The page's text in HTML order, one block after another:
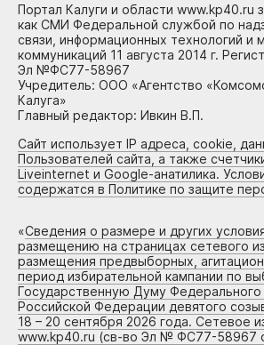
Портал Калуги и области www.kp40.ru
как СМИ Федеральной службой по
связи, информационных технологий и
коммуникаций 11 августа 2014 г.
Эл №ФС77-58967
Учредитель: ООО «Агентство
Калуга»
Главный редактор: Ивкин В.П.
Сайт использует IP адреса, cookie,
Пользователей сайта, а также
Liveinternet и Google-анатилика.
содержатся в Политике по защите
«Сведения о размере и других
размещению на страницах сетевого
размещения предвыборных,
период избирательной кампании по
Государственную Думу
Российской Федерации девятого
18 – 20 сентября 2026 года. Сетевое
www.kp40.ru (св-во Эл № ФС77-58967